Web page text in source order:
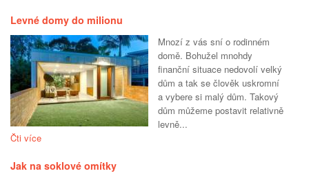
Levné domy do milionu
Mnozí z vás sní o rodinném
domě. Bohužel mnohdy
finanční situace nedovolí velký
dům a tak se člověk uskromní
a vybere si malý dům. Takový
dům můžeme postavit relativně
levně...
Čti více
Jak na soklové omítky